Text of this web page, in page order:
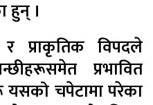
हुन् ।
प्राकृतिक विपदले
प्रभावित
चपेटामा परेका